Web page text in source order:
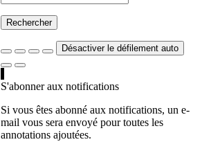
Rechercher
Désactiver le défilement auto
S'abonner aux notifications
Si vous êtes abonné aux notifications, un e-
mail vous sera envoyé pour toutes les
annotations ajoutées.